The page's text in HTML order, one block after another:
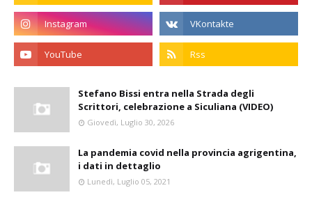
Stefano Bissi entra nella Strada degli
Scrittori, celebrazione a Siculiana (VIDEO)
Giovedì, Luglio 30, 2026
La pandemia covid nella provincia agrigentina,
i dati in dettaglio
Lunedì, Luglio 05, 2021